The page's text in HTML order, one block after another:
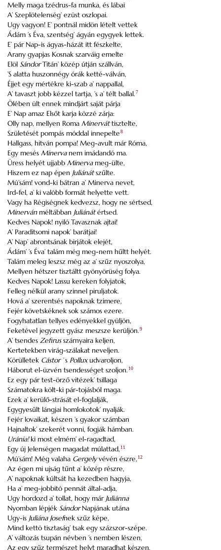
Melly maga tzédrus-fa munka, és lábai
A’ Szeplötelenség’ ezüst oszlopai.
Ugy vagyon! E’ pontnál midön lételt vettek
Ádám ’s Éva, szentség’ ágyán egygyek lettek.
E’ pár Nap-is ágyas-házát itt fészkelte,
Arany gyapjas Kosnak szarváig emelte
Elöl SándorTitán’ közép útján szállván,
’S alatta huszonnégy órák ketté-válván,
Éjjet egy mértékre ki-szab a’ nappallal,
A’ tavaszt jobb kézzel tartja, ’s a’ télt ballal.7
Ölében ült ennek mindjárt saját párja
E’ Nap amaz Elsőt karja közzé zárja:
Olly nap, mellyen Roma Minerváttisztelte,
Születését pompás móddal innepelte8
Hallgass, hitván pompa! Meg-avult már Róma,
Egy mesés Minervanem imádandó ma.
Üress helyét ujjabb Minervameg-ülte,
Hiszem ez nap épen Juliánátszűlte.
Mú’sám! vond-ki bátran a’ Minerva nevet,
Ird-fel, a’ ki valóbb formát helyette vett.
Vagy ha Régiségnek kedvezsz, hogy ne sértsed,
Minervánméltábban Juliánátértsed.
Kedves Napok! nyiló Tavasznak ajtai!
A’ Paraditsomi napok’ barátjai!
A’ Nap’ abrontsának birjátok elejét,
Ádám’ ’s Éva’ talám még meg-nem hűltt helyét.
Talám meleg leszsz még az a’ szűz nyoszolya,
Mellyen hétszer tisztáltt gyönyörüség folya.
Kedves Napok! Lassu kereken folyjatok,
Felleg nélkül arany szinnel piruljatok.
Hová a’ szerentsés napoknak tzimere,
Fejér követskéknek sok számos ezere.
Fogyhatatlan tellyes edényekkel gyüljön,
Feketével jegyzett gyász meszsze kerüljön.9
A’ tsendes Zefirusszárnyaira keljen,
Kertetekben virág-szálakat neveljen.
Körülletek Cástor ’ s Polluxudvaroljon,
Háborut el-üzvén tsendességet szoljon. 10
Ez egy pár test-örző vitézek’ tsillaga
Számatokra költ-ki pár-tojásból maga.
Ezek a’ kerülő-strását el-foglalják,
Egygyesűlt lángjai homlokotok’ nyalják.
Fejér lovaikat, készen ’s gyakor számban
Hajnaltok’ szekerét vonni, fogják hámban.
Uránia!ki most elmém’ el-ragadtad,
Egy új Jelenségen magadat múlattad,11
Mú’sám! Még valaha Gergelyvévén észre,12
Az égen mi ujság tűnt a’ közép részre,
A’ napoknak kúltsát ha kezedben hagyja,
Ha a’ meg-jobbitó pennát által-adja,
Ugy hordozd a’ tollat, hogy már Juliánna
Nyomban lépjék SándorNapjának utána
Ugy-is Juliána Josefnek szűz képe,
Mind kettö tisztaság’ tsak egy százszor-szépe.
A’ változás tsupán névben ’s nemben lészen,
Az egy szűz természet helyt maradhat készen.